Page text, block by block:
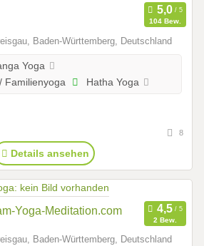
104 Bew.
Baden-Württemberg, Deutschland
Yoga
Familienyoga
Hatha Yoga
8
Details ansehen
Yoga-Meditation.com
2 Bew.
Baden-Württemberg, Deutschland